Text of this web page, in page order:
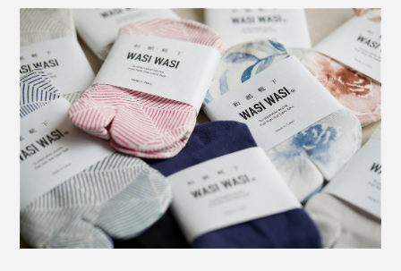
染料に浸したまま一昼夜かけて色をなじませ、ムラなく
均一に染め上げる。和紙ならではのさらりとした風合い
を損なわないよう、時間をかけて丁寧に仕上げていま
す。